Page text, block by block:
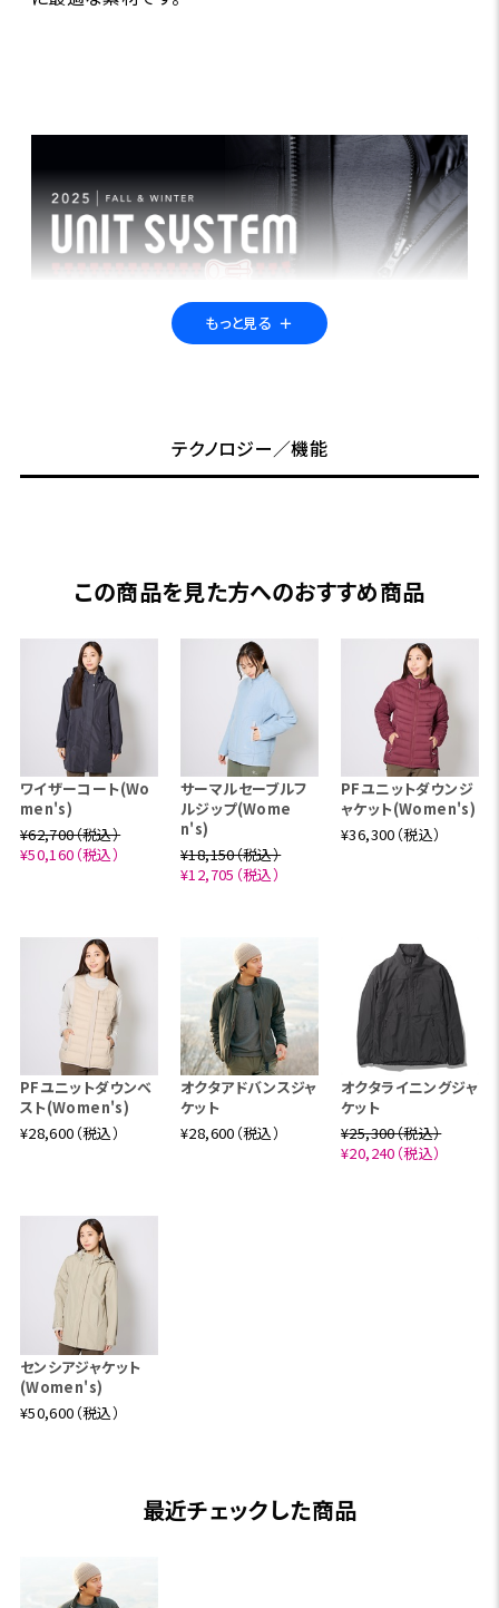
ユニットシステムとは？
専用ファスナーでアウターとインナーを連結し、一体化
春や秋はそれぞれを単体で着用し、冬にはフリースやダ
し、フィールドでの行動範囲を広げながら、長いシーズン
活躍してくれます。 アウトドアでも日常でも快適に過ごす
ために―― 自分に最適な機能やカラーで、自分に最適な一
着をデザインしてみませんか？
特集ページはこちら
トレッキングや冬のネイチャーフォト、通勤などの身近な
デイリーシーンから、トラベルまで目的に合わせて自身に
最適な組み合わせをピックアップしてみてください。数多
くの組み合わせの中から、4つのシーンを想定したレイヤ
リングをご紹介します。
もっと見る ＋
テクノロジー／機能
この商品を見た方へのおすすめ商品
ワイザーコート(Wo
men's)
¥62,700（税込）
¥50,160（税込）
サーマルセーブルフ
ルジップ(Wome
n's)
¥18,150（税込）
¥12,705（税込）
PFユニットダウンジ
ャケット(Women's)
¥36,300（税込）
PFユニットダウンベ
スト(Women's)
¥28,600（税込）
オクタアドバンスジャ
ケット
¥28,600（税込）
オクタライニングジャ
ケット
¥25,300（税込）
¥20,240（税込）
センシアジャケット
(Women's)
¥50,600（税込）
最近チェックした商品